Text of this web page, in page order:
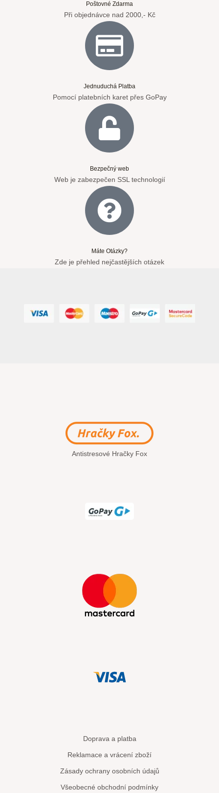
Poštovné Zdarma
Při objednávce nad 2000,- Kč
Jednuduchá Platba
Pomocí platebních karet přes GoPay
Bezpečný web
Web je zabezpečen SSL technologií
Máte Otázky?
Zde je přehled nejčastějších otázek
Antistresové Hračky Fox
Doprava a platba
Reklamace a vrácení zboží
Zásady ochrany osobních údajů
Všeobecné obchodní podmínky